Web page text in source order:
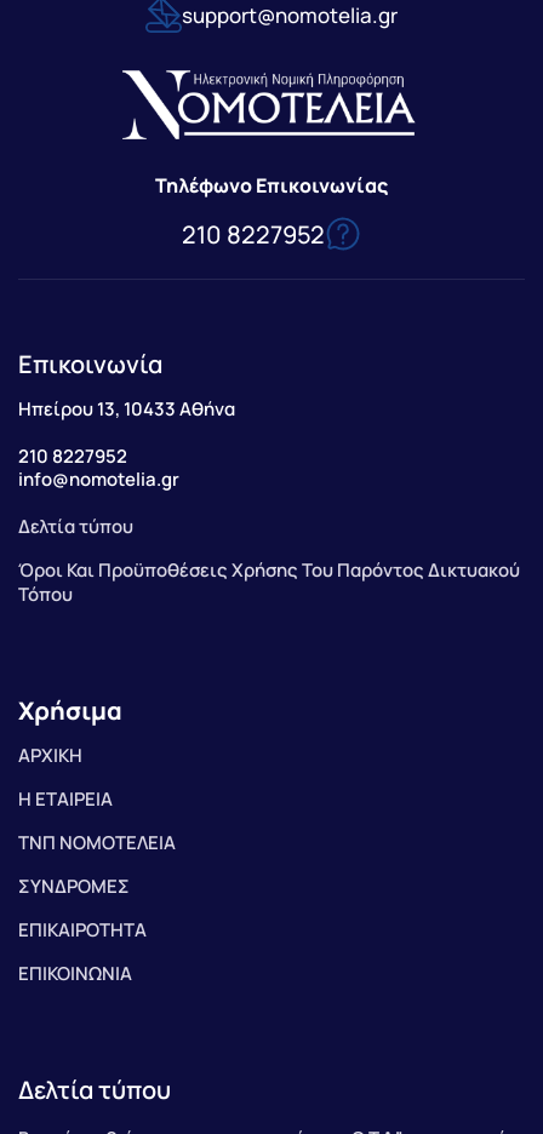
support@nomotelia.gr
Τηλέφωνο Επικοινωνίας
210 8227952
Επικοινωνία
Ηπείρου 13, 10433 Αθήνα
210 8227952
info@nomotelia.gr
Δελτία τύπου
Όροι Και Προϋποθέσεις Χρήσης Του Παρόντος Δικτυακού
Τόπου
Χρήσιμα
ΑΡΧΙΚΗ
Η ΕΤΑΙΡΕΙΑ
ΤΝΠ ΝΟΜΟΤΕΛΕΙΑ
ΣΥΝΔΡΟΜΕΣ
ΕΠΙΚΑΙΡΟΤΗΤΑ
ΕΠΙΚΟΙΝΩΝΙΑ
Δελτία τύπου